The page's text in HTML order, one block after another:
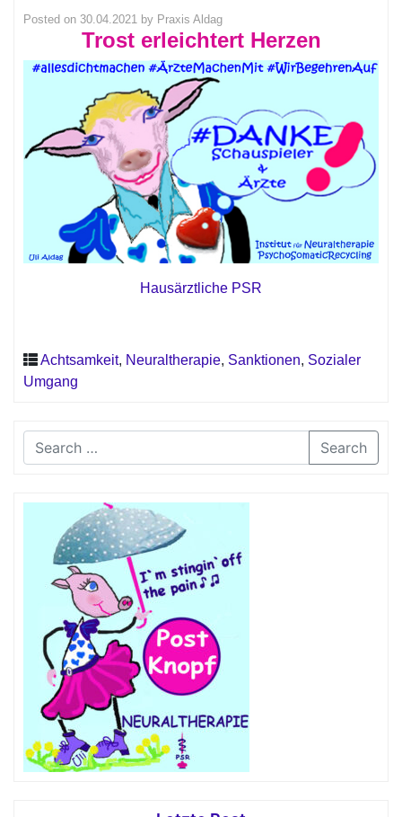
Posted on 30.04.2021 by Praxis Aldag
Trost erleichtert Herzen
Hausärztliche PSR
Achtsamkeit, Neuraltherapie, Sanktionen, Sozialer
Umgang
Search